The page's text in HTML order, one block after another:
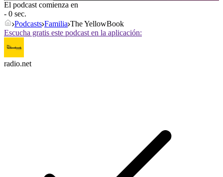
El podcast comienza en
- 0 sec.
Podcasts Familia The YellowBook
Escucha gratis este podcast en la aplicación:
radio.net